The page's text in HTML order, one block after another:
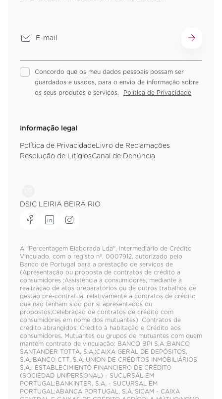
Concordo que os meu dados pessoais possam ser
guardados e usados, para o envio de informação sobre
os seus produtos e serviços.
Política de Privacidade
Informação legal
Política de PrivacidadeLivro de Reclamações
Resolução de LitígiosCanal de Denúncia
DSIC LEIRIA BEIRA RIO
A “Percentagem Elaborada Lda”, Intermediário de Crédito
Vinculado, com o registo nº. 0007912, autorizado pelo
Banco de Portugal para a prestação de serviços de
(Apresentação ou proposta de contratos de crédito a
consumidores ;Assistência a consumidores, mediante a
realização de atos preparatórios ou de outros trabalhos de
gestão pré-contratual relativamente a contratos de crédito
que não tenham sido por si apresentados ou
propostos;Celebração de contratos de crédito com
consumidores em nome dos mutuantes). Contratos de
crédito abrangidos: Crédito à habitação e Crédito aos
consumidores. Mutuantes ou grupos de mutuantes com quem
mantém contrato de vinculação: BANCO BPI S.A.;BANCO
SANTANDER TOTTA, S.A.;CAIXA GERAL DE DEPÓSITOS,
S.A.;BANCO CTT, S.A.;UNION DE CRÉDITOS INMOBILIÁRIOS,
S.A., ESTABLECIMIENTO FINANCIERO DE CRÉDITO
(SOCIEDAD UNIPERSONAL) - SUCURSAL EM
PORTUGAL;BANKINTER, S.A. - SUCURSAL EM
PORTUGAL;ABANCA PORTUGAL, S.A.;SICAM - CAIXA